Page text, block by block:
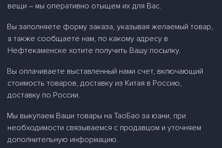
вещи – мы оперативно отыщем их для Вас.
Вы заполняете форму заказа, указывая желаемый товар,
а также сообщаете нам, по какому адресу в
Нефтекаменске хотите получить Вашу посылку.
Вы оплачиваете выставленный нами счет, включающий
стоимость товаров, доставку из Китая в Россию,
доставку по России.
Мы выкупаем Ваши товары на ТаоБао за юани, при
необходимости связываемся с продавцом и уточняем
дополнительную информацию.